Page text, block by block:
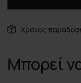
Χρόνος
Μπορεί